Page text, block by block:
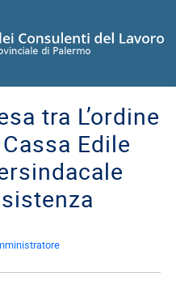
tra L’ordine
Edile